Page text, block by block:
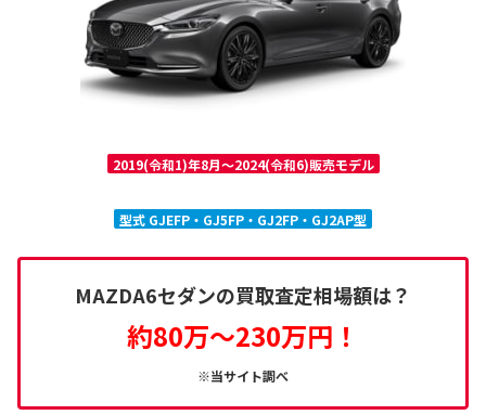
2019(令和1)年8月～2024(令和6)販売モデル
型式 GJEFP・GJ5FP・GJ2FP・GJ2AP型
MAZDA6セダンの買取査定相場額は？
約80万～230万円！
※当サイト調べ